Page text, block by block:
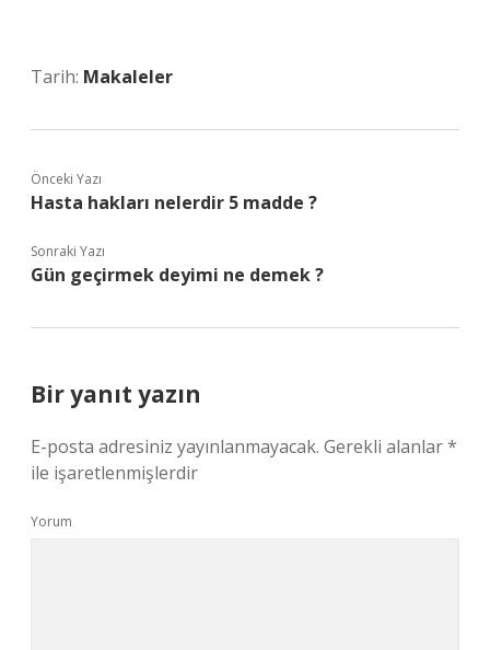
Tarih: Makaleler
Önceki Yazı
Hasta hakları nelerdir 5 madde ?
Sonraki Yazı
Gün geçirmek deyimi ne demek ?
Bir yanıt yazın
E-posta adresiniz yayınlanmayacak. Gerekli alanlar*
ile işaretlenmişlerdir
Yorum